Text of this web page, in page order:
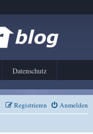
Datenschutz
Anmelden
Registrieren